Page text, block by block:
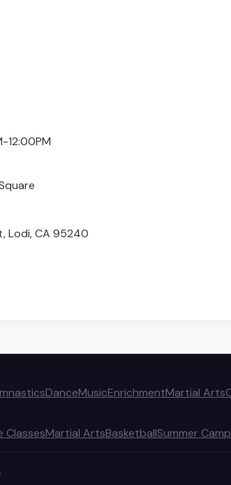
12:00PM
Lodi, CA 95240
DanceMusicEnrichmentMartial Arts
ClassesMartial ArtsBasketballSummer